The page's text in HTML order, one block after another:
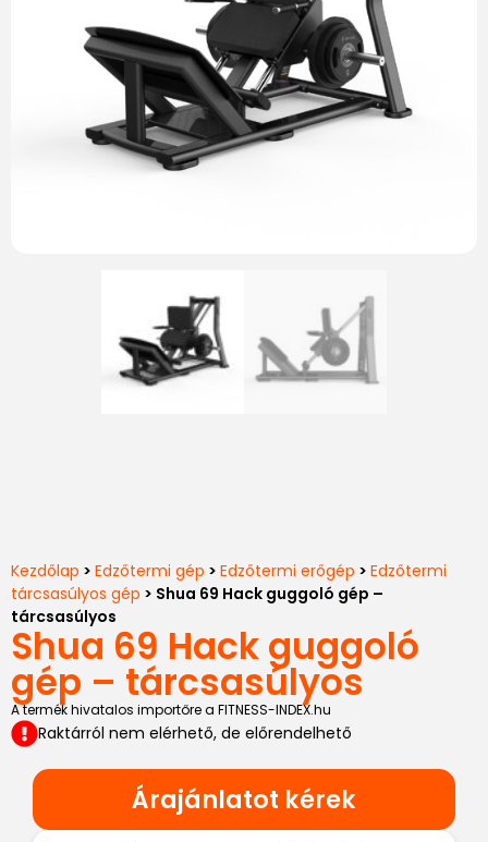
Kezdőlap > Edzőtermi gép > Edzőtermi erőgép > Edzőtermi
tárcsasúlyos gép > Shua 69 Hack guggoló gép –
tárcsasúlyos
Shua 69 Hack guggoló
gép – tárcsasúlyos
A termék hivatalos importőre a FITNESS-INDEX.hu
Raktárról nem elérhető, de előrendelhető
Árajánlatot kérek